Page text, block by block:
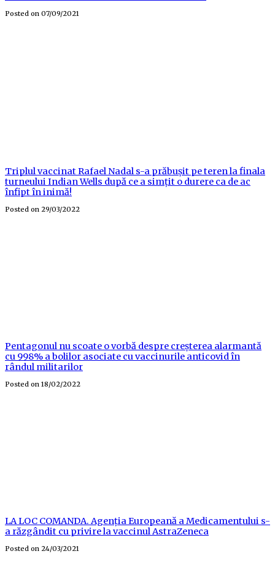
Posted on 07/09/2021
Triplul vaccinat Rafael Nadal s-a prăbușit pe teren la finala
turneului Indian Wells după ce a simțit o durere ca de ac
înfipt în inimă!
Posted on 29/03/2022
Pentagonul nu scoate o vorbă despre creșterea alarmantă
cu 998% a bolilor asociate cu vaccinurile anticovid în
rândul militarilor
Posted on 18/02/2022
LA LOC COMANDA. Agenția Europeană a Medicamentului s-
a răzgândit cu privire la vaccinul AstraZeneca
Posted on 24/03/2021